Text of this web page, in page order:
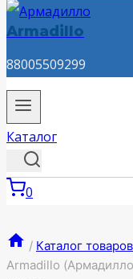
Armadillo
88005509299
Каталог
0
/ Каталог товаров
Armadillo